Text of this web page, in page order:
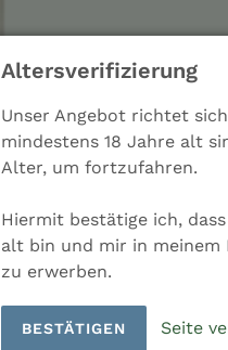
Altersverifizierung
Unser Angebot richtet
mindestens 18 Jahre alt
Alter, um fortzufahren.
Hiermit bestätige ich,
alt bin und mir in
zu erwerben.
BESTÄTIGEN Seite